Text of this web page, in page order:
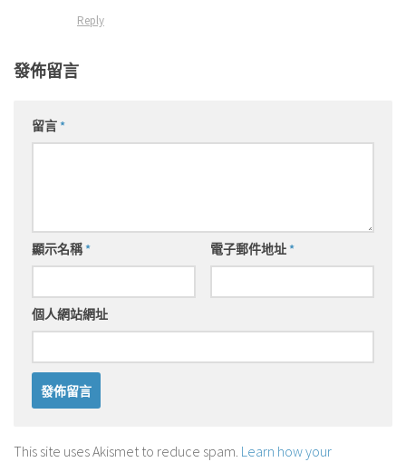
Reply
發佈留言
留言*
顯示名稱* 電子郵件地址*
個人網站網址
This site uses Akismet to reduce spam. Learn how your